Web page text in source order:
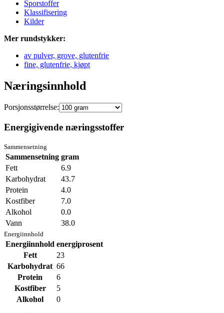
Sporstoffer
Klassifisering
Kilder
Mer rundstykker:
av pulver, grove, glutenfrie
fine, glutenfrie, kjøpt
Næringsinnhold
Porsjonsstørrelse:
Energigivende næringsstoffer
Sammensetning
Sammensetning gram
Fett
6.9
Karbohydrat
43.7
Protein
4.0
Kostfiber
7.0
Alkohol
0.0
Vann
38.0
Energiinnhold
Energiinnhold energiprosent
Fett
23
Karbohydrat 66
Protein
6
Kostfiber
5
Alkohol
0